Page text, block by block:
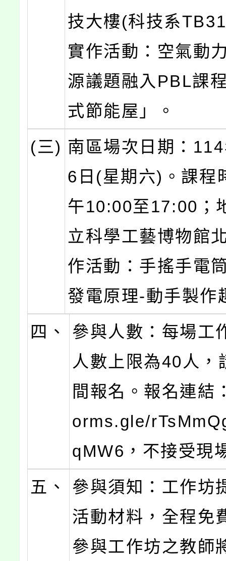
技大樓(科技系
實作活動：空氣動
源議題融入PBL課
式節能屋」。
(三) 南區場次日期：
6日(星期六)。課程
午10:00至17:00；
立科學工藝博物館
作活動：手搖手電
發電原理-動手製作
四、
參與人數：每場工
人數上限為40人，
間報名。報名連
orms.gle/
qMW6，不接受現
五、
參與須知：工作坊
活動材料，全程免
參與工作坊之教師